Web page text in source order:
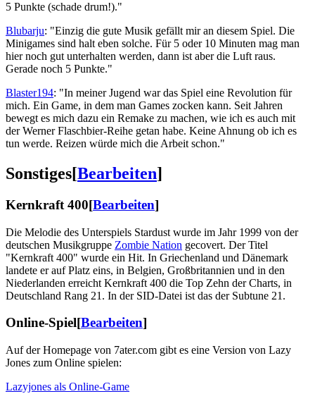
5 Punkte (schade drum!)."
Blubarju: "Einzig die gute Musik gefällt mir an diesem Spiel. Die
Minigames sind halt eben solche. Für 5 oder 10 Minuten mag man
hier noch gut unterhalten werden, dann ist aber die Luft raus.
Gerade noch 5 Punkte."
Blaster194: "In meiner Jugend war das Spiel eine Revolution für
mich. Ein Game, in dem man Games zocken kann. Seit Jahren
bewegt es mich dazu ein Remake zu machen, wie ich es auch mit
der Werner Flaschbier-Reihe getan habe. Keine Ahnung ob ich es
tun werde. Reizen würde mich die Arbeit schon."
Sonstiges[Bearbeiten]
Kernkraft 400[Bearbeiten]
Die Melodie des Unterspiels Stardust wurde im Jahr 1999 von der
deutschen Musikgruppe Zombie Nation gecovert. Der Titel
"Kernkraft 400" wurde ein Hit. In Griechenland und Dänemark
landete er auf Platz eins, in Belgien, Großbritannien und in den
Niederlanden erreicht Kernkraft 400 die Top Zehn der Charts, in
Deutschland Rang 21. In der SID-Datei ist das der Subtune 21.
Online-Spiel[Bearbeiten]
Auf der Homepage von 7ater.com gibt es eine Version von Lazy
Jones zum Online spielen:
Lazyjones als Online-Game